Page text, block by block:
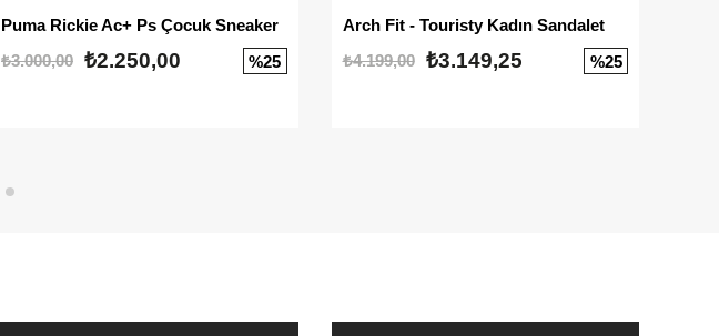
Puma Rickie Ac+ Ps Çocuk Sneaker
₺3.000,00 ₺2.250,00 %25
Arch Fit - Touristy Kadın Sandalet
₺4.199,00
₺3.149,25 %25